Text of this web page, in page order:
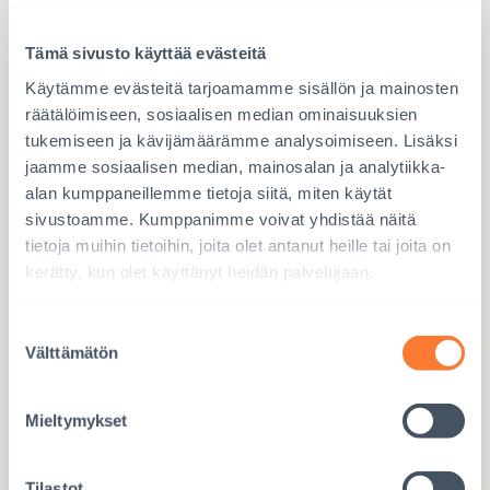
Tämä sivusto käyttää evästeitä
Käytämme evästeitä tarjoamamme sisällön ja mainosten
räätälöimiseen, sosiaalisen median ominaisuuksien
tukemiseen ja kävijämäärämme analysoimiseen. Lisäksi
jaamme sosiaalisen median, mainosalan ja analytiikka-
alan kumppaneillemme tietoja siitä, miten käytät
sivustoamme. Kumppanimme voivat yhdistää näitä
tietoja muihin tietoihin, joita olet antanut heille tai joita on
kerätty, kun olet käyttänyt heidän palvelujaan.
valinta
Välttämätön
Mieltymykset
Lahjoita Mobile Payllä
Käytä numeroa 97717